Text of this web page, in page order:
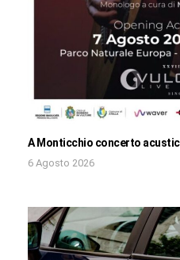
A Monticchio concerto
6 Agosto 2026